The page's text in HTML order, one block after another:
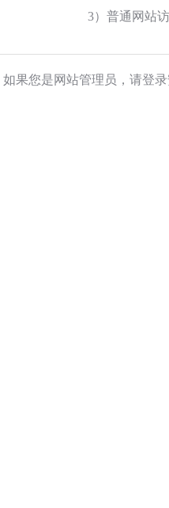
3）普通网站
如果您是网站管理员，请登